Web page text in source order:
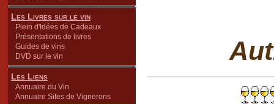
Les Livres sur le vin
Plein d'Idées de Cadeaux
Présentations de livres
Guides de vins
DVD sur le vin
Les Liens
Annuaire du Vin
Annuaire Sites de Vignerons